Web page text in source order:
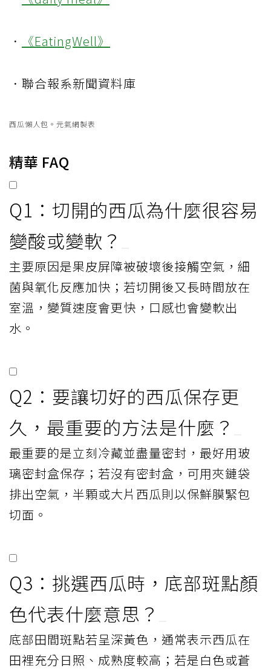
． 《EatingWell》
．聯合報系新聞資料庫
西瓜懶人包。元氣網製表
精華 FAQ
Q1：切開的西瓜為什麼很容易
變酸或變軟？
主要原因是果皮屏障被破壞後接觸空氣，細
菌與氧化反應加快；若切開後又長時間放在
室溫，變質速度會更快，口感也會變軟出
水。
Q2：要讓切好的西瓜保存更
久，最重要的方法是什麼？
最重要的是立刻冷藏並盡量密封，最好用玻
璃密封盒保存；若沒有密封盒，可用夾鏈袋
排出空氣，半顆或大片西瓜則以保鮮膜緊包
切面。
Q3：挑選西瓜時，底部斑點顏
色代表什麼意思？
底部田間斑點若呈深黃色，通常表示西瓜在
田裡充分日照、成熟度較高；若是白色或蒼